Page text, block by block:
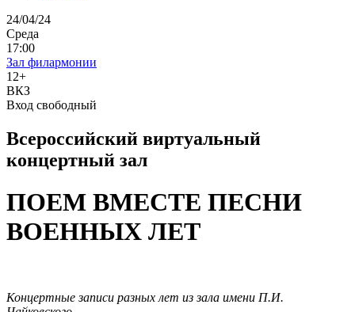
24/04/24
Среда
17:00
Зал филармонии
12+
ВКЗ
Вход свободный
Всероссийский виртуальный
концертный зал
ПОЕМ ВМЕСТЕ ПЕСНИ
ВОЕННЫХ ЛЕТ
Концертные записи разных лет из зала имени П.И.